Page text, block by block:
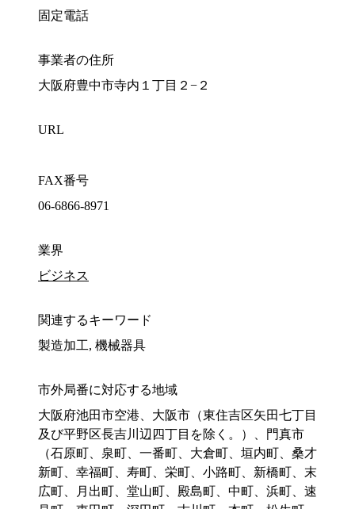
固定電話
事業者の住所
大阪府豊中市寺内１丁目２−２
URL
FAX番号
06-6866-8971
業界
ビジネス
関連するキーワード
製造加工, 機械器具
市外局番に対応する地域
大阪府池田市空港、大阪市（東住吉区矢田七丁目
及び平野区長吉川辺四丁目を除く。）、門真市
（石原町、泉町、一番町、大倉町、垣内町、桑才
新町、幸福町、寿町、栄町、小路町、新橋町、末
広町、月出町、堂山町、殿島町、中町、浜町、速